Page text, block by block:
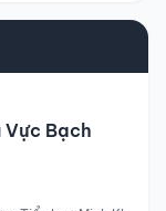
Vực Bạch